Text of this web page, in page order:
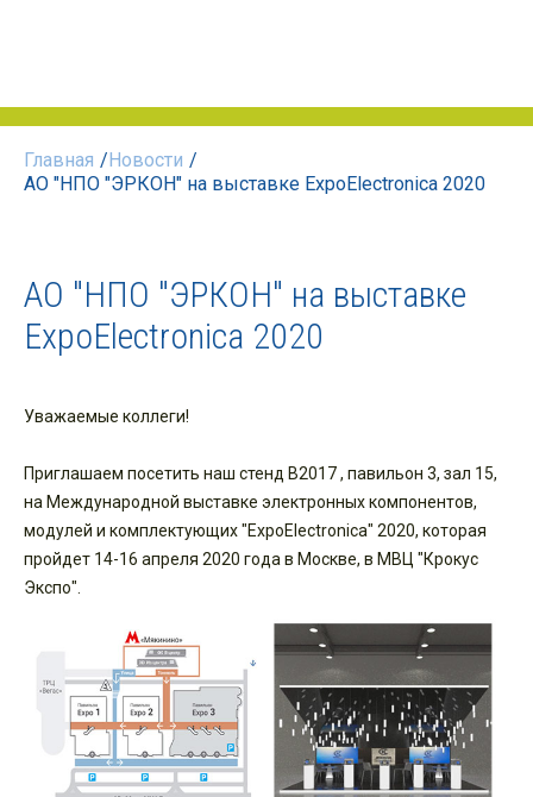
Главная /Новости /
АО "НПО "ЭРКОН" на выставке ExpoElectronica 2020
АО "НПО "ЭРКОН" на выставке
ExpoElectronica 2020
Уважаемые коллеги!
Приглашаем посетить наш стенд B2017 , павильон 3, зал 15,
на Международной выставке электронных компонентов,
модулей и комплектующих "ExpoElectronica" 2020, которая
пройдет 14-16 апреля 2020 года в Москве, в МВЦ "Крокус
Экспо".